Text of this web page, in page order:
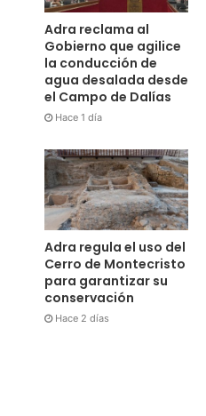
Adra reclama al
Gobierno que agilice
la conducción de
agua desalada desde
el Campo de Dalías
Hace 1 día
Adra regula el uso del
Cerro de Montecristo
para garantizar su
conservación
Hace 2 días